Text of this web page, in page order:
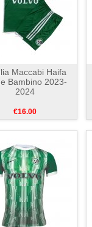
Maccabi Haifa
Bambino 2023-
2024
€16.00